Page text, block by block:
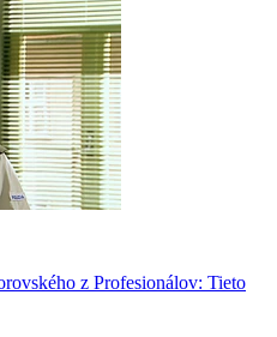
z Profesionálov: Tieto